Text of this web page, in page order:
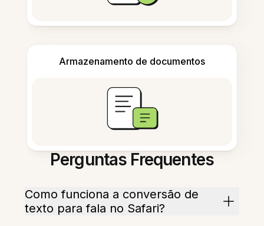
Armazenamento de documentos
Perguntas Frequentes
Como funciona a conversão de
texto para fala no Safari?